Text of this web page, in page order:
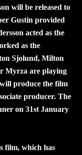
will be released to
Gustin provided
acted as the
as the
Sjolund, Milton
Myrza are playing
produce the film
producer. The
on 31st January
film, which has